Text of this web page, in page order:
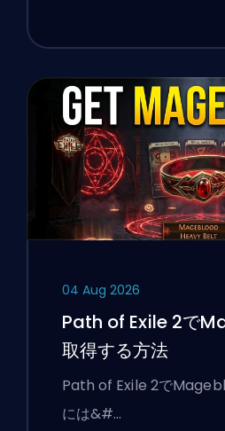
04 Aug 2026
Path of Exile 2で
取得する方法
Path of Exile 2で
には&#…